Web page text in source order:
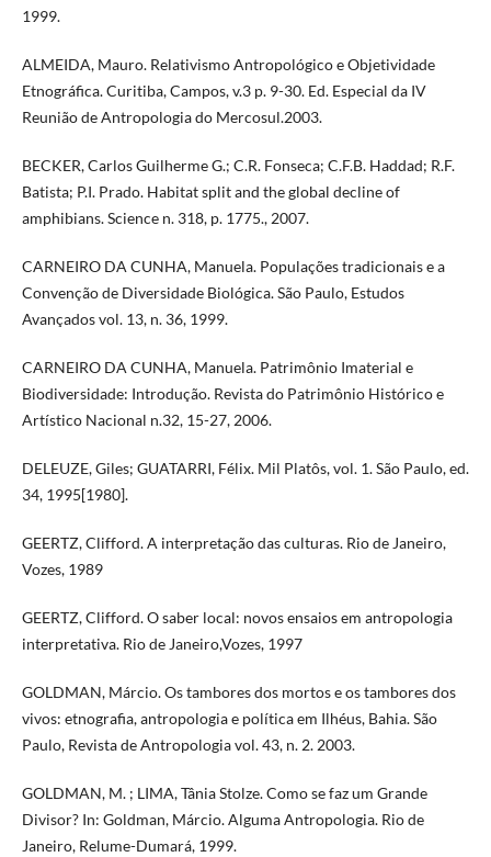
1999.
ALMEIDA, Mauro. Relativismo Antropológico e Objetividade
Etnográfica. Curitiba, Campos, v.3 p. 9-30. Ed. Especial da IV
Reunião de Antropologia do Mercosul.2003.
BECKER, Carlos Guilherme G.; C.R. Fonseca; C.F.B. Haddad; R.F.
Batista; P.I. Prado. Habitat split and the global decline of
amphibians. Science n. 318, p. 1775., 2007.
CARNEIRO DA CUNHA, Manuela. Populações tradicionais e a
Convenção de Diversidade Biológica. São Paulo, Estudos
Avançados vol. 13, n. 36, 1999.
CARNEIRO DA CUNHA, Manuela. Patrimônio Imaterial e
Biodiversidade: Introdução. Revista do Patrimônio Histórico e
Artístico Nacional n.32, 15-27, 2006.
DELEUZE, Giles; GUATARRI, Félix. Mil Platôs, vol. 1. São Paulo, ed.
34, 1995[1980].
GEERTZ, Clifford. A interpretação das culturas. Rio de Janeiro,
Vozes, 1989
GEERTZ, Clifford. O saber local: novos ensaios em antropologia
interpretativa. Rio de Janeiro,Vozes, 1997
GOLDMAN, Márcio. Os tambores dos mortos e os tambores dos
vivos: etnografia, antropologia e política em Ilhéus, Bahia. São
Paulo, Revista de Antropologia vol. 43, n. 2. 2003.
GOLDMAN, M. ; LIMA, Tânia Stolze. Como se faz um Grande
Divisor? In: Goldman, Márcio. Alguma Antropologia. Rio de
Janeiro, Relume-Dumará, 1999.